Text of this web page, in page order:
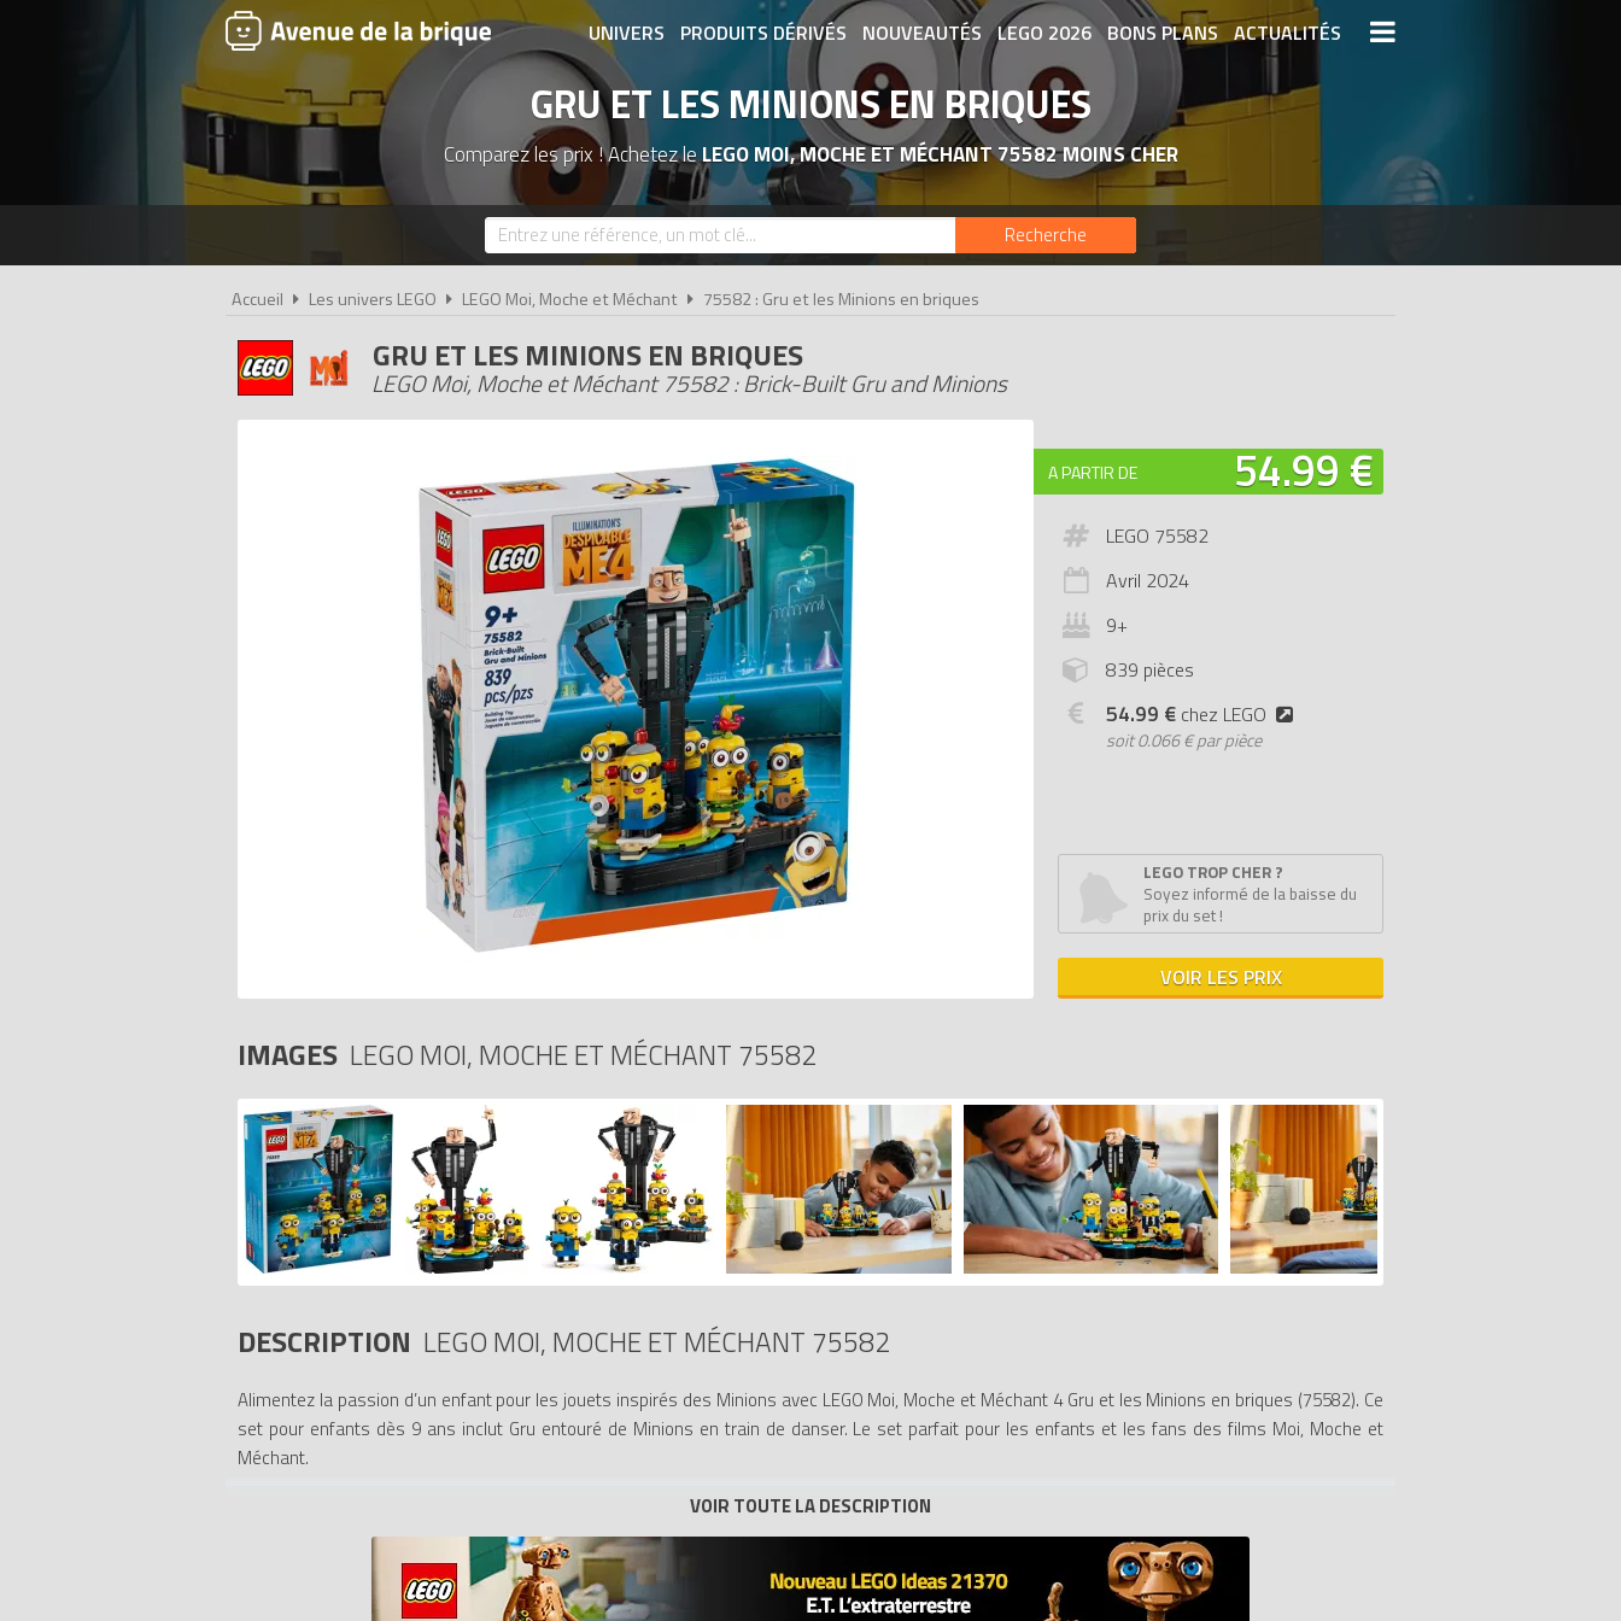
UNIVERS PRODUITS DÉRIVÉS NOUVEAUTÉS LEGO 2026 BONS PLANS ACTUALITÉS
ASSOCIATIONS DE FANS EXPOSITIONS LEGO LEGO LES PLUS CHERS
DERNIERS LEGO AJOUTÉS
GRU ET LES MINIONS EN BRIQUES
Comparez les prix ! Achetez leLEGO MOI, MOCHE ET MÉCHANT 75582 MOINS CHER
Recherche
Accueil Les univers LEGO LEGO Moi, Moche et Méchant 75582 : Gru et les Minions en briques
GRU ET LES MINIONS EN BRIQUES
LEGO Moi, Moche et Méchant 75582 : Brick-Built Gru and Minions
A PARTIR DE 54.99 €
LEGO 75582
Avril 2024
9+
839 pièces
54.99 € chez LEGO
soit0.066 € par pièce
LEGO TROP CHER ?
Soyez informé de la baisse du
prix du set !
VOIR LES PRIX
IMAGES LEGO MOI, MOCHE ET MÉCHANT 75582
DESCRIPTION LEGO MOI, MOCHE ET MÉCHANT 75582
Alimentez la passion d’un enfant pour les jouets inspirés des Minions avec LEGO Moi, Moche et Méchant 4 Gru et les Minions en briques (75582). Ce
set pour enfants dès 9 ans inclut Gru entouré de Minions en train de danser. Le set parfait pour les enfants et les fans des films Moi, Moche et
Méchant.
La grande figurine de Gru possède des bras, mains et doigts articulés que les enfants peuvent placer au gré de leurs envies. Il y a 5 Minions à
mégaphone, Mel le joueur de ukulélé et Kevin armé de son pistolet à pets. Les Minions reposent sur une plateforme rotative : lorsque les enfants font
tourner le Minion assis, les autres dansent autour de leur chef ! Chaque Minion peut bouger ses mains et tenir des accessoires. Leur tête peut bouger
et leurs yeux adopter différentes expressions. Les enfants peuvent aussi enlever 4 Minions du support.